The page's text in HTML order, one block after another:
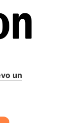
un